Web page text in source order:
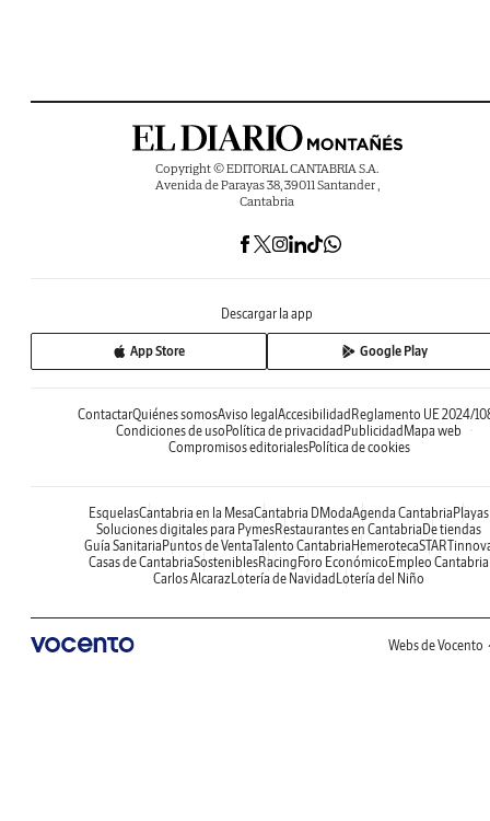
Copyright © EDITORIAL CANTABRIA S.A.
Avenida de Parayas 38, 39011 Santander ,
Cantabria
Descargar la app
App Store Google Play
ContactarQuiénes somosAviso legalAccesibilidadReglamento UE 2024/
Condiciones de usoPolítica de privacidadPublicidadMapa web
Compromisos editorialesPolítica de cookies
EsquelasCantabria en la MesaCantabria DModaAgenda CantabriaPlayas
Soluciones digitales para PymesRestaurantes en CantabriaDe tiendas
Guía SanitariaPuntos de VentaTalento CantabriaHemeroteca
Casas de CantabriaSosteniblesRacingForo EconómicoEmpleo Cantabria
Carlos AlcarazLotería de NavidadLotería del Niño
Webs de Vocento